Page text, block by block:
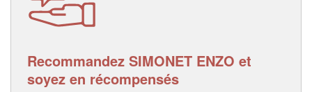
Recommandez SIMONET ENZO et
soyez en récompensés